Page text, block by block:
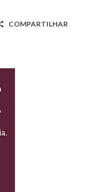
COMPARTILHAR